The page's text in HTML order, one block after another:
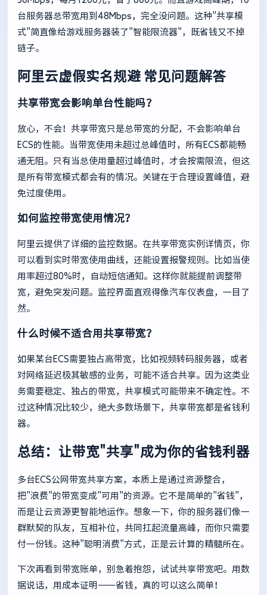
台服务器总带宽用到48Mbps，完全没问题。这种"共享模
式"简直像给游戏服务器装了"智能限流器"，既省钱又不掉
链子。
阿里云虚假实名规避 常见问题解答
共享带宽会影响单台性能吗？
放心，不会！共享带宽只是总带宽的分配，不会影响单台
ECS的性能。当带宽使用未超过总峰值时，所有ECS都能畅
通无阻。只有当总使用量超过峰值时，才会按需限流，但这
是所有带宽模式都会有的情况。关键在于合理设置峰值，避
免过度使用。
如何监控带宽使用情况？
阿里云提供了详细的监控数据。在共享带宽实例详情页，你
可以看到实时带宽使用曲线，还能设置报警规则。比如当使
用率超过80%时，自动短信通知。这样你就能提前调整带
宽，避免突发问题。监控界面直观得像汽车仪表盘，一目了
然。
什么时候不适合用共享带宽？
如果某台ECS需要独占高带宽，比如视频转码服务器，或者
对网络延迟极其敏感的业务，可能不适合共享。因为这类业
务需要稳定、独占的带宽，共享模式可能带来不确定性。不
过这种情况比较少，绝大多数场景下，共享带宽都是省钱利
器。
总结：让带宽"共享"成为你的省钱利器
多台ECS公网带宽共享方案，本质上是通过资源整合，
把"浪费"的带宽变成"可用"的资源。它不是简单的"省钱"，
而是让云资源更智能地运作。想象一下，你的服务器们像一
群默契的队友，互相补位，共同扛起流量高峰，而你只需要
付一份钱。这种"聪明消费"方式，正是云计算的精髓所在。
下次再看到带宽账单，别急着抱怨，试试共享带宽吧。用数
据说话，用成本证明——省钱，真的可以这么简单！